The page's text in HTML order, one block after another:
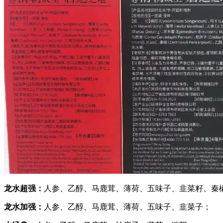
龙水超强： 人参、乙醇、马鹿茸、薄荷、五味子、韭菜籽、秦
龙水加强： 人参、乙醇、马鹿茸、薄荷、五味子、韭菜子；